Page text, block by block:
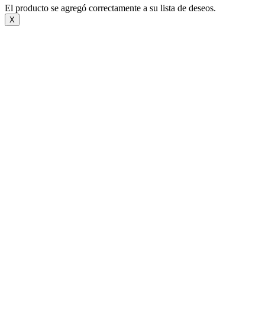
El producto se agregó correctamente a su lista de deseos.
X